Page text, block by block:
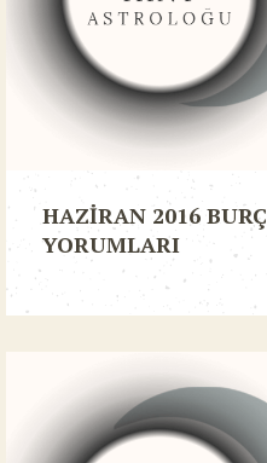
HAZİRAN 2016 BURÇ
YORUMLARI